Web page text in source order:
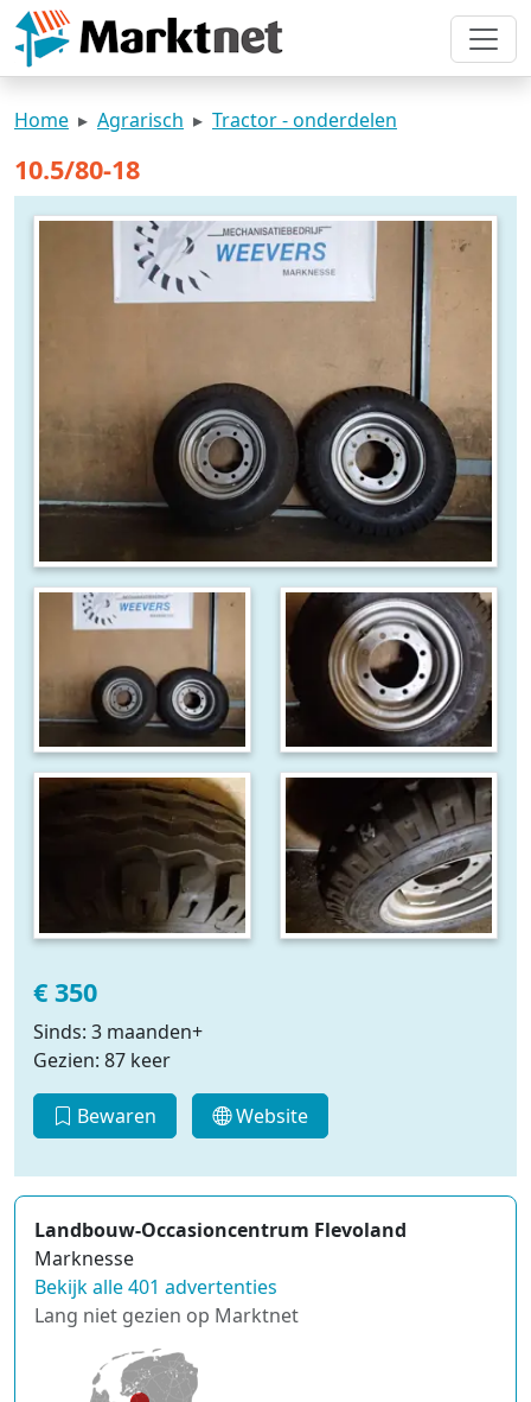
Home Agrarisch Tractor - onderdelen
10.5/80-18
€ 350
Sinds: 3 maanden+
Gezien: 87 keer
Bewaren Website
Landbouw-Occasioncentrum Flevoland
Marknesse
Bekijk alle 401 advertenties
Lang niet gezien op Marktnet